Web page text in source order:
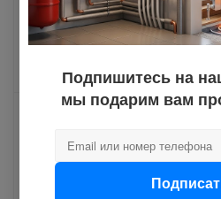
Достаточно на складе
Подпишитесь на
мы подарим вам